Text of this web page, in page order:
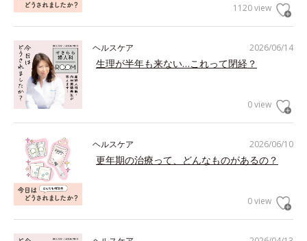
1120 view
2026/06/14
ヘルスケア
生理が半年も来ない…これって閉経？
0 view
2026/06/10
ヘルスケア
更年期の治療って、どんなものがあるの？
0 view